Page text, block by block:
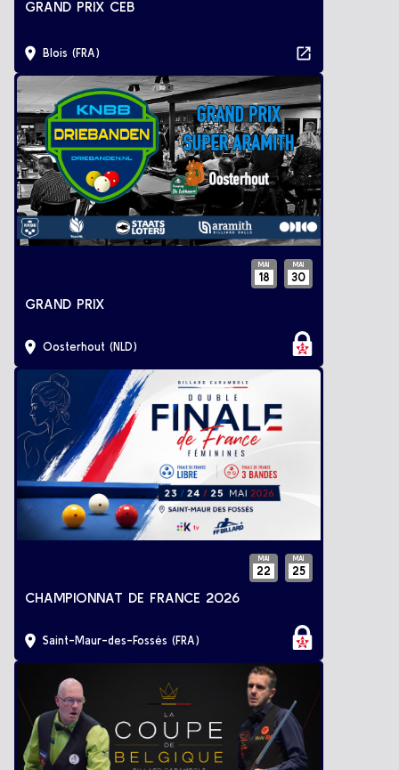
GRAND PRIX CEB
Blois (FRA)
MAI
18
MAI
30
GRAND PRIX
Oosterhout (NLD)
MAI
22
MAI
25
CHAMPIONNAT DE FRANCE 2026
Saint-Maur-des-Fossés (FRA)